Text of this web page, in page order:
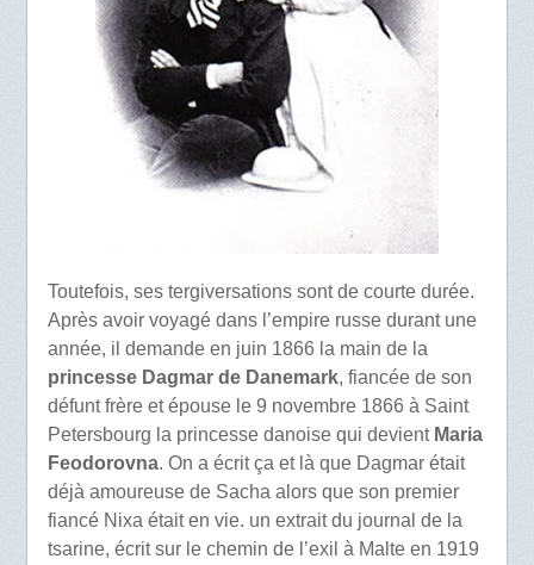
Toutefois, ses tergiversations sont de courte durée.
Après avoir voyagé dans l’empire russe durant une
année, il demande en juin 1866 la main de la
princesse Dagmar de Danemark, fiancée de son
défunt frère et épouse le 9 novembre 1866 à Saint
Petersbourg la princesse danoise qui devient Maria
Feodorovna. On a écrit ça et là que Dagmar était
déjà amoureuse de Sacha alors que son premier
fiancé Nixa était en vie. un extrait du journal de la
tsarine, écrit sur le chemin de l’exil à Malte en 1919